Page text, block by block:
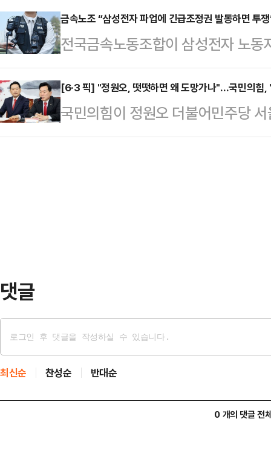
회사 측은 "중노위 사후조정 과정
대화를 요청했다. 앞서 중노위도
를 공식 요…
급화로 입주보증금이 수십억원대
융권 최초로 전용 상품을 출시할
한·하나·우리은행 등 주요 시중은
5조1836억원을 돌파했다.효력이
계약을 맺어 자산 승계 구도를 미리
로 늘어난 결과다.상속 …
금속노조 “삼성전자 파업에 긴급조정권 발동하면 투
전국금속노동조합이 삼성전자 노
발동할 경우 투쟁에 나서겠다고 경
부가 직권으로 파업중지권인 긴급
것”이라며 “노동3권을 난도질하는
조는 삼성전자 노조의 파업 가능성
[6·3 픽] "정원오, 떳떳하면 왜 도망가나"…국민의힘,
국민의힘이 정원오 더불어민주당
"유흥업소 여종업원 외박을 요구한
댓글
최신순 찬성순 반대순
0 개의 댓글 전